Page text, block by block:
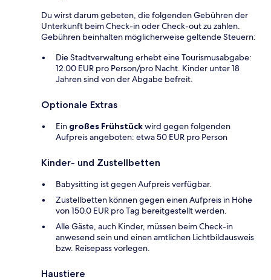
Du wirst darum gebeten, die folgenden Gebühren der
Unterkunft beim Check-in oder Check-out zu zahlen.
Gebühren beinhalten möglicherweise geltende Steuern:
Die Stadtverwaltung erhebt eine Tourismusabgabe:
12.00 EUR pro Person/pro Nacht. Kinder unter 18
Jahren sind von der Abgabe befreit.
Optionale Extras
Ein großes Frühstückwird gegen folgenden
Aufpreis angeboten: etwa 50 EUR pro Person
Kinder- und Zustellbetten
Babysitting ist gegen Aufpreis verfügbar.
Zustellbetten können gegen einen Aufpreis in Höhe
von 150.0 EUR pro Tag bereitgestellt werden.
Alle Gäste, auch Kinder, müssen beim Check-in
anwesend sein und einen amtlichen Lichtbildausweis
bzw. Reisepass vorlegen.
Haustiere